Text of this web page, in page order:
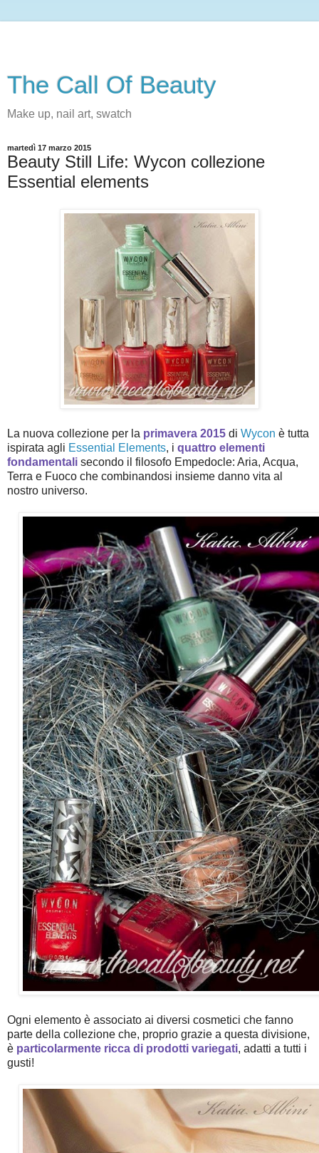
The Call Of Beauty
Make up, nail art, swatch
martedì 17 marzo 2015
Beauty Still Life: Wycon collezione
Essential elements
La nuova collezione per la primavera 2015 di Wycon è tutta
ispirata agli Essential Elements, i quattro elementi
fondamentali secondo il filosofo Empedocle: Aria, Acqua,
Terra e Fuoco che combinandosi insieme danno vita al
nostro universo.
Ogni elemento è associato ai diversi cosmetici che fanno
parte della collezione che, proprio grazie a questa divisione,
è particolarmente ricca di prodotti variegati, adatti a tutti i
gusti!